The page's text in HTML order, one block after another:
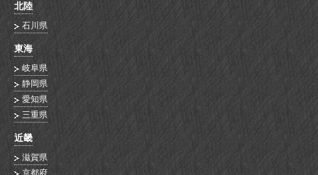
北陸
石川県
東海
岐阜県
静岡県
愛知県
三重県
近畿
滋賀県